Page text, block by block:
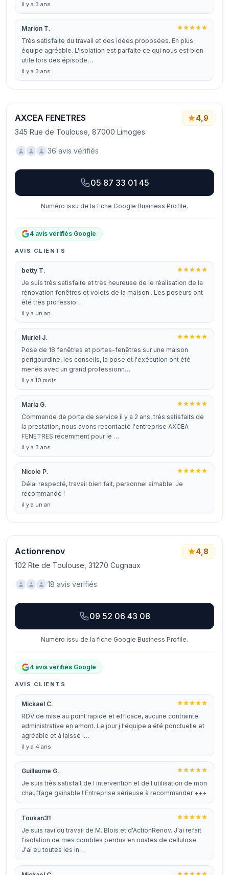
il y a 3 ans
Marion T.
Très satisfaite du travail et des idées proposées. En plus
équipe agréable. L'isolation est parfaite ce qui nous est bien
utile lors des épisode…
il y a 3 ans
AXCEA FENETRES
345 Rue de Toulouse, 87000 Limoges
4,9
36 avis vérifiés
05 87 33 01 45
Numéro issu de la fiche Google Business Profile.
4 avis vérifiés Google
AVIS CLIENTS
betty T.
Je suis très satisfaite et très heureuse de le réalisation de la
rénovation fenêtres et volets de la maison . Les poseurs ont
été très professio…
il y a un an
Muriel J.
Pose de 18 fenêtres et portes-fenêtres sur une maison
perigourdine, les conseils, la pose et l'exécution ont été
menés avec un grand professionn…
il y a 10 mois
Maria G.
Commande de porte de service il y a 2 ans, très satisfaits de
la prestation, nous avons recontacté l'entreprise AXCEA
FENETRES récemment pour le …
il y a 3 ans
Nicole P.
Délai respecté, travail bien fait, personnel aimable. Je
recommande !
il y a un an
Actionrenov
102 Rte de Toulouse, 31270 Cugnaux
4,8
18 avis vérifiés
09 52 06 43 08
Numéro issu de la fiche Google Business Profile.
4 avis vérifiés Google
AVIS CLIENTS
Mickael C.
RDV de mise au point rapide et efficace, aucune contrainte
administrative en amont. Le jour j l'équipe a été ponctuelle et
agréable et à laissé l…
il y a 4 ans
Guillaume G.
Je suis très satisfait de l intervention et de l utilisation de mon
chauffage gainable ! Entreprise sérieuse à recommander +++
Toukan31
Je suis ravi du travail de M. Blois et d'ActionRenov. J'ai refait
l'isolation de mes combles perdus en ouates de cellulose.
J'ai eu toutes les in…